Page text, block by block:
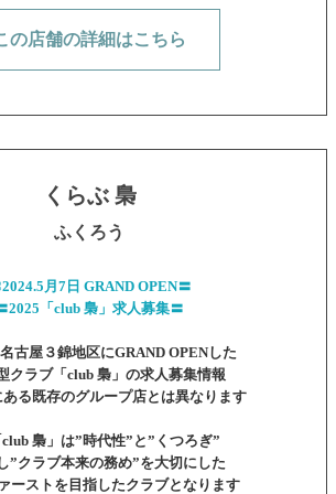
の店舗の詳細はこちら
くらぶ 梟
ふくろう
2024.5月7日 GRAND OPEN〓
2025「club 梟」求人募集〓
古屋３錦地区にGRAND OPENした
クラブ「club 梟」の求人募集情報
る既存のグループ店とは異なります
梟」は”時代性”と”くつろぎ”
”クラブ本来の務め”を大切にした
ーストを目指したクラブとなります